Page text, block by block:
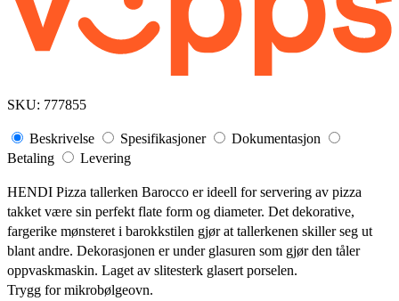
SKU: 777855
Beskrivelse Spesifikasjoner
Dokumentasjon
Betaling
Levering
HENDI Pizza tallerken Barocco er ideell for servering av pizza
takket være sin perfekt flate form og diameter. Det dekorative,
fargerike mønsteret i barokkstilen gjør at tallerkenen skiller seg ut
blant andre. Dekorasjonen er under glasuren som gjør den tåler
oppvaskmaskin. Laget av slitesterk glasert porselen.
Trygg for mikrobølgeovn.